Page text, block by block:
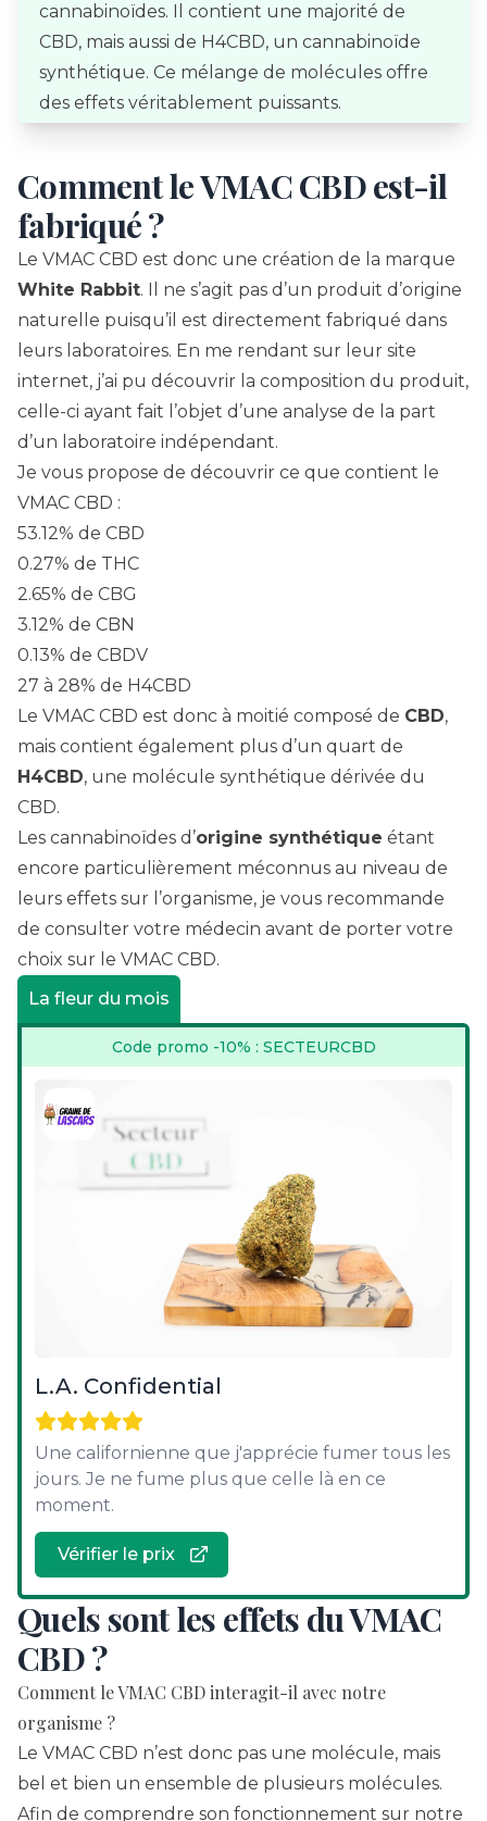
cannabinoïdes. Il contient une majorité de
CBD, mais aussi de H4CBD, un cannabinoïde
synthétique. Ce mélange de molécules offre
des effets véritablement puissants.
Comment le VMAC CBD est-il
fabriqué ?
Le VMAC CBD est donc une création de la marque
White Rabbit. Il ne s’agit pas d’un produit d’origine
naturelle puisqu’il est directement fabriqué dans
leurs laboratoires. En me rendant sur leur site
internet, j’ai pu découvrir la composition du produit,
celle-ci ayant fait l’objet d’une analyse de la part
d’un laboratoire indépendant.
Je vous propose de découvrir ce que contient le
VMAC CBD :
53.12% de CBD
0.27% de THC
2.65% de CBG
3.12% de CBN
0.13% de CBDV
27 à 28% de H4CBD
Le VMAC CBD est donc à moitié composé de CBD,
mais contient également plus d’un quart de
H4CBD, une molécule synthétique dérivée du
CBD.
Les cannabinoïdes d’origine synthétique étant
encore particulièrement méconnus au niveau de
leurs effets sur l’organisme, je vous recommande
de consulter votre médecin avant de porter votre
choix sur le VMAC CBD.
La fleur du mois
Code promo -10% : SECTEURCBD
L.A. Confidential
Une californienne que j'apprécie fumer tous les
jours. Je ne fume plus que celle là en ce
moment.
Vérifier le prix
Quels sont les effets du VMAC
CBD ?
Comment le VMAC CBD interagit-il avec notre
organisme ?
Le VMAC CBD n’est donc pas une molécule, mais
bel et bien un ensemble de plusieurs molécules.
Afin de comprendre son fonctionnement sur notre